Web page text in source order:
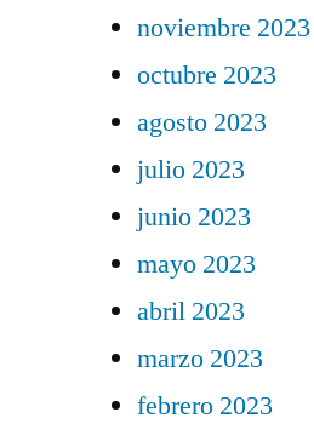
noviembre 2023
octubre 2023
agosto 2023
julio 2023
junio 2023
mayo 2023
abril 2023
marzo 2023
febrero 2023